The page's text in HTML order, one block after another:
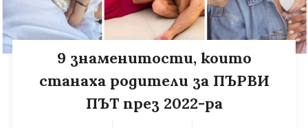
9 знаменитости, които
станаха родители за ПЪРВИ
ПЪТ през 2022-ра